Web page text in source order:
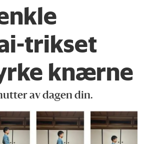
trikset
knærne
av dagen din.